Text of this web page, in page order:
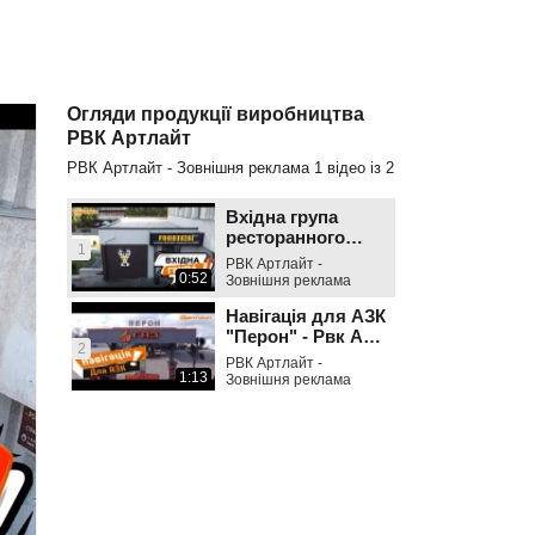
Огляди продукції виробництва
РВК Артлайт
РВК Артлайт - Зовнішня реклама 1 відео із 2
1
0:52
Вхідна група
ресторанного
комплексу
FOODIES -
РВК Артлайт -
Зовнішня реклама
2
1:13
Навігація для АЗК
"Перон" - Рвк Арт
Лайт
РВК Артлайт -
Зовнішня реклама